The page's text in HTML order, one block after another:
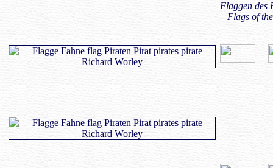
Flaggen des
– Flags of